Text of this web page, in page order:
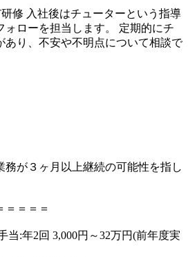
修 入社後はチューターという指導
ォローを担当します。 定期的にチ
あり、不安や不明点について相談で
務が３ヶ月以上継続の可能性を指し
＝＝＝＝
当:年2回 3,000円～32万円(前年度実